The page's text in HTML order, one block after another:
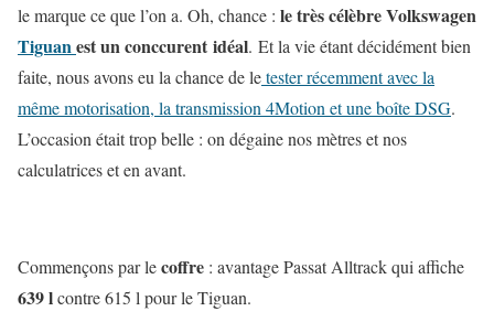
le marque ce que l’on a. Oh, chance : le très célèbre Volkswagen
Tiguanest un conccurent idéal. Et la vie étant décidément bien
faite, nous avons eu la chance de letester récemment avec la
même motorisation, la transmission 4Motion et une boîte DSG.
L’occasion était trop belle : on dégaine nos mètres et nos
calculatrices et en avant.
Commençons par lecoffre : avantage Passat Alltrack qui affiche
639 lcontre 615 l pour le Tiguan.